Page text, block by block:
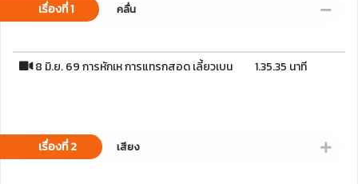
เรื่องที่ 1 คลื่น
8 มิ.ย. 69 การหักเห การแทรกสอด เลี้ยวเบน 1.35.35 นาที
เรื่องที่ 2 เสียง